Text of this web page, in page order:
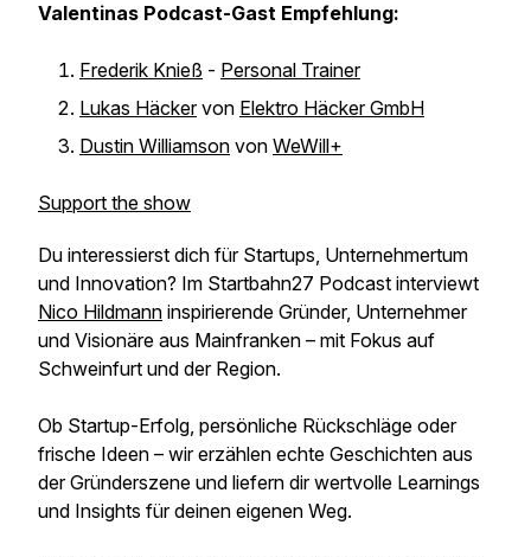
Valentinas Podcast-Gast Empfehlung:
Frederik Knieß - Personal Trainer
Lukas Häckervon Elektro Häcker GmbH
Dustin Williamson von WeWill+
Support the show
Du interessierst dich für Startups, Unternehmertum
und Innovation? Im Startbahn27 Podcast interviewt
Nico Hildmann inspirierende Gründer, Unternehmer
und Visionäre aus Mainfranken – mit Fokus auf
Schweinfurt und der Region.
Ob Startup-Erfolg, persönliche Rückschläge oder
frische Ideen – wir erzählen echte Geschichten aus
der Gründerszene und liefern dir wertvolle Learnings
und Insights für deinen eigenen Weg.